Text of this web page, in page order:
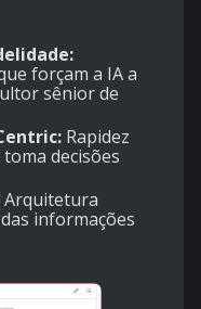
forçam a IA a
sênior de
Rapidez
decisões
Arquitetura
informações